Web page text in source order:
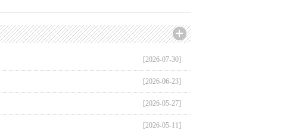
[2026-07-30]
[2026-06-23]
[2026-05-27]
[2026-05-11]